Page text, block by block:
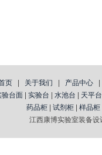
页 关于我们 产品中心
验台面
实验台 水池台
天平台
药品柜
试剂柜 样品柜
江西康博实验室装备